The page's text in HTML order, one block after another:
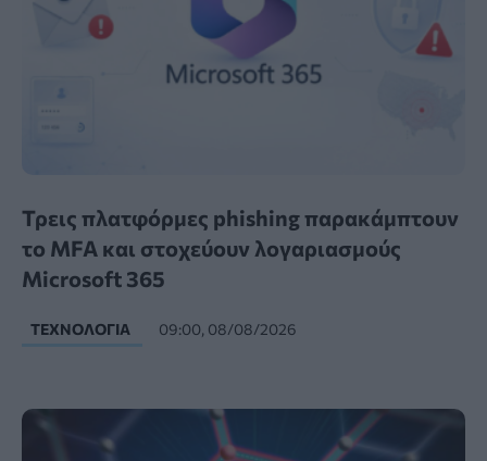
Τρεις πλατφόρμες phishing παρακάμπτουν
το MFA και στοχεύουν λογαριασμούς
Microsoft 365
ΤΕΧΝΟΛΟΓΊΑ 09:00, 08/08/2026